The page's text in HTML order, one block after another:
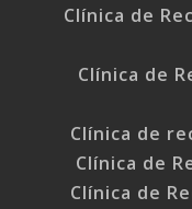
Clínica de
Clínica de
Clínica de
Clínica de
Clínica de